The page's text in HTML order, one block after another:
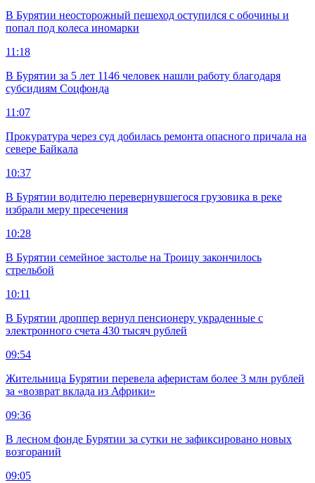
В Бурятии неосторожный пешеход оступился с обочины и
попал под колеса иномарки
11:18
В Бурятии за 5 лет 1146 человек нашли работу благодаря
субсидиям Соцфонда
11:07
Прокуратура через суд добилась ремонта опасного причала на
севере Байкала
10:37
В Бурятии водителю перевернувшегося грузовика в реке
избрали меру пресечения
10:28
В Бурятии семейное застолье на Троицу закончилось
стрельбой
10:11
В Бурятии дроппер вернул пенсионеру украденные с
электронного счета 430 тысяч рублей
09:54
Жительница Бурятии перевела аферистам более 3 млн рублей
за «возврат вклада из Африки»
09:36
В лесном фонде Бурятии за сутки не зафиксировано новых
возгораний
09:05